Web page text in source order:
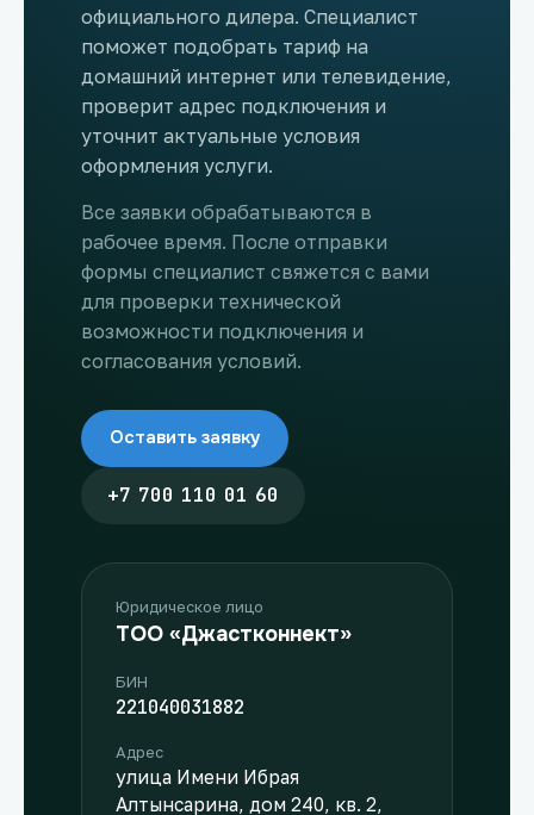
официального дилера. Специалист
поможет подобрать тариф на
домашний интернет или телевидение,
проверит адрес подключения и
уточнит актуальные условия
оформления услуги.
Все заявки обрабатываются в
рабочее время. После отправки
формы специалист свяжется с вами
для проверки технической
возможности подключения и
согласования условий.
Оставить заявку
+7 700 110 01 60
Юридическое лицо
ТОО «Джастконнект»
БИН
221040031882
Адрес
улица Имени Ибрая
Алтынсарина, дом 240, кв. 2,